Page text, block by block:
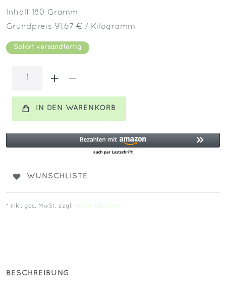
Inhalt 180 Gramm
Grundpreis 91,67 € / Kilogramm
Sofort versandfertig
IN DEN WARENKORB
WUNSCHLISTE
* inkl. ges. MwSt. zzgl. Versandkosten
BESCHREIBUNG